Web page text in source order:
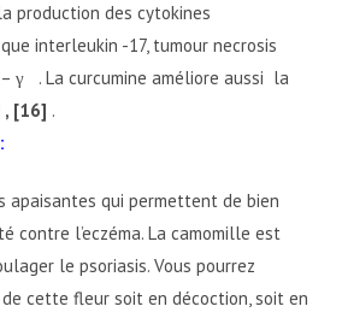
production des cytokines
interleukin -17, tumour necrosis
γ . La curcumine améliore aussi la
, [16] .
apaisantes qui permettent de bien
contre l’eczéma. La camomille est
le psoriasis. Vous pourrez
cette fleur soit en décoction, soit en